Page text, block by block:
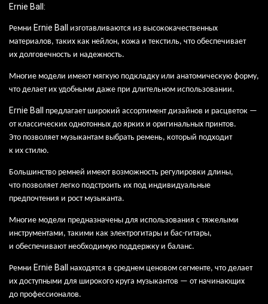
Ernie Ball :
Ремни Ernie Ball изготавливаются из высококачественных
материалов, таких как нейлон, кожа и текстиль, что обеспечивает
их долговечность и надежность.
Многие модели имеют мягкую подкладку или анатомическую форму,
что делает их удобными даже при длительном использовании.
Ernie Ball предлагает широкий ассортимент дизайнов и расцветок —
от классических однотонных до ярких и оригинальных принтов.
Это позволяет музыкантам выбрать ремень, который подходит
к их стилю.
Большинство ремней имеют возможность регулировки длины,
что позволяет легко подстроить их под индивидуальные
предпочтения и рост музыканта.
Многие модели предназначены для использования с тяжелыми
инструментами, такими как электрогитары и бас-гитары,
и обеспечивают необходимую поддержку и баланс.
Ремни Ernie Ball
находятся в среднем ценовом сегменте, что делает
их доступными для широкого круга музыкантов — от начинающих
до профессионалов.